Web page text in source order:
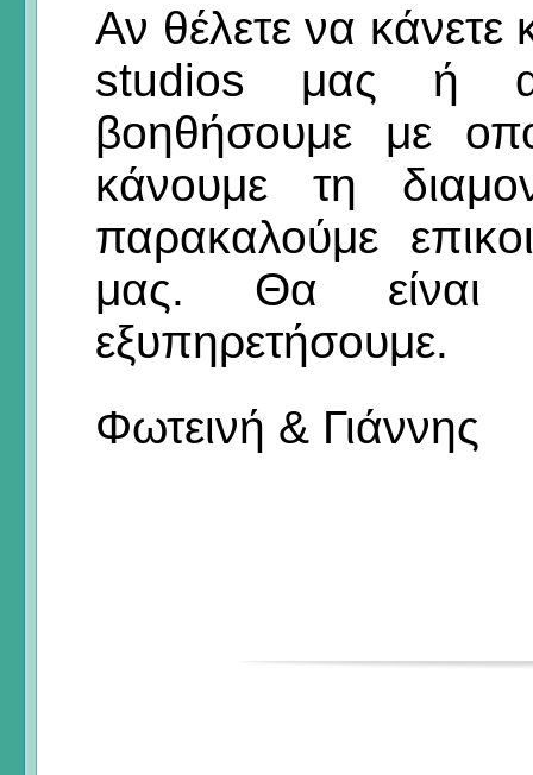
Αν θέλετε να
studios μας ή
βοηθήσουμε με
κάνουμε τη
παρακαλούμε
μας. Θα
εξυπηρετήσουμε.
Φωτεινή & Γιάννης